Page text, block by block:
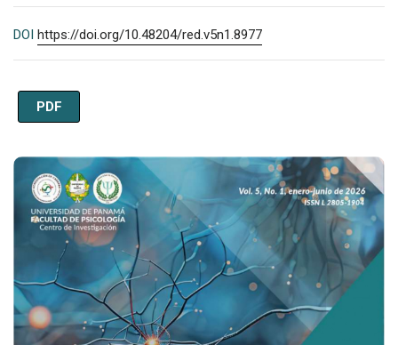
DOI https://doi.org/10.48204/red.v5n1.8977
PDF
Imagen de portada